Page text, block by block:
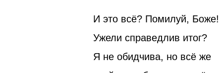
И это всё? Помилуй, Боже!
Ужели справедлив итог?
Я не обидчива, но всё же